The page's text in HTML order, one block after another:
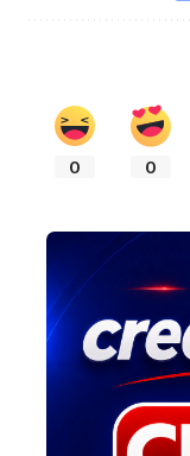
0 0